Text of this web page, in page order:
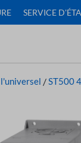
SERVICE
/ST500